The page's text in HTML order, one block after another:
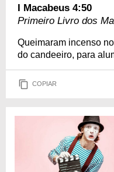
I Macabeus 4:50
Primeiro Livro dos
Queimaram incenso
do candeeiro, para
COPIAR